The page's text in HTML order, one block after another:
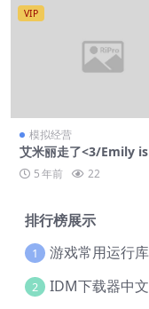
VIP
模拟经营
艾米丽走了<3/Emily
<3 5 年前 22
排行榜展示
1 游戏常用运行
2